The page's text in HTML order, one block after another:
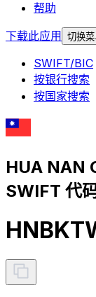
帮助
下载此应用
切换
SWIFT/BIC
按银行搜索
按国家搜索
HUA NAN
SWIFT 代